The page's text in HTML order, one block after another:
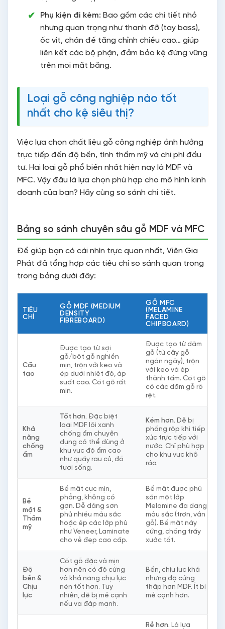
Phụ kiện đi kèm: Bao gồm các chi tiết nhỏ
nhưng quan trọng như thanh đỡ (tay bass),
ốc vít, chân đế tăng chỉnh chiều cao… giúp
liên kết các bộ phận, đảm bảo kệ đứng vững
trên mọi mặt bằng.
Loại gỗ công nghiệp nào tốt
nhất cho kệ siêu thị?
Việc lựa chọn chất liệu gỗ công nghiệp ảnh hưởng
trực tiếp đến độ bền, tính thẩm mỹ và chi phí đầu
tư. Hai loại gỗ phổ biến nhất hiện nay là MDF và
MFC. Vậy đâu là lựa chọn phù hợp cho mô hình kinh
doanh của bạn? Hãy cùng so sánh chi tiết.
Bảng so sánh chuyên sâu gỗ MDF và MFC
Để giúp bạn có cái nhìn trực quan nhất, Viên Gia
Phát đã tổng hợp các tiêu chí so sánh quan trọng
trong bảng dưới đây:
TIÊU
CHÍ
GỖ MDF (MEDIUM
DENSITY
FIBREBOARD)
GỖ MFC
(MELAMINE
FACED
CHIPBOARD)
Cấu
tạo
Được tạo từ sợi
gỗ/bột gỗ nghiền
mịn, trộn với keo và
ép dưới nhiệt độ, áp
suất cao. Cốt gỗ rất
mịn.
Được tạo từ dăm
gỗ (từ cây gỗ
ngắn ngày), trộn
với keo và ép
thành tấm. Cốt gỗ
có các dăm gỗ rõ
rệt.
Khả
năng
chống
ẩm
Tốt hơn. Đặc biệt
loại MDF lõi xanh
chống ẩm chuyên
dụng có thể dùng ở
khu vực độ ẩm cao
như quầy rau củ, đồ
tươi sống.
Kém hơn. Dễ bị
phồng rộp khi tiếp
xúc trực tiếp với
nước. Chỉ phù hợp
cho khu vực khô
ráo.
Bề
mặt &
Thẩm
mỹ
Bề mặt cực mịn,
phẳng, không có
gợn. Dễ dàng sơn
phủ nhiều màu sắc
hoặc ép các lớp phủ
như Veneer, Laminate
cho vẻ đẹp cao cấp.
Bề mặt được phủ
sẵn một lớp
Melamine đa dạng
màu sắc (trơn, vân
gỗ). Bề mặt này
cứng, chống trầy
xước tốt.
Độ
bền &
Chịu
lực
Cốt gỗ đặc và mịn
hơn nên có độ cứng
và khả năng chịu lực
nén tốt hơn. Tuy
nhiên, dễ bị mẻ cạnh
nếu va đập mạnh.
Bền, chịu lực khá
nhưng độ cứng
thấp hơn MDF. Ít bị
mẻ cạnh hơn.
Rẻ hơn. Là lựa